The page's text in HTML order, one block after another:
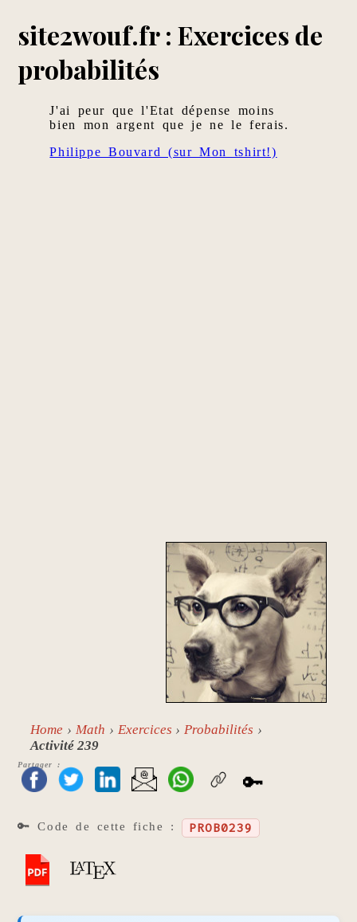
site2wouf.fr : Exercices de
probabilités
J'ai peur que l'Etat dépense moins
bien mon argent que je ne le ferais.
Philippe Bouvard (sur Mon tshirt!)
Home Math Exercices
Probabilités
Activité 239
Partager :
🔑
🔑 Code de cette fiche : PROB0239